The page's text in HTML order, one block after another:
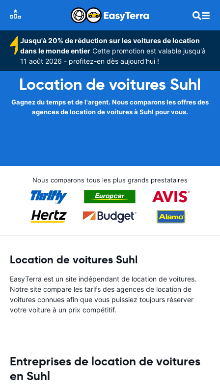
Jusqu'à 20% de réduction sur les voitures de location
dans le monde entier Cette promotion est valable jusqu'à
11 août 2026 - profitez-en dès aujourd'hui !
Location de voitures Suhl
Gagnez du temps et de l'argent. Nous comparons les offres des
agences de location de voitures à Suhl pour vous.
Nous comparons tous les plus grands prestataires
Location de voitures Suhl
EasyTerra est un site indépendant de location de voitures.
Notre site compare les tarifs des agences de location de
voitures connues afin que vous puissiez toujours réserver
votre voiture à un prix compétitif.
Entreprises de location de voitures
en Suhl